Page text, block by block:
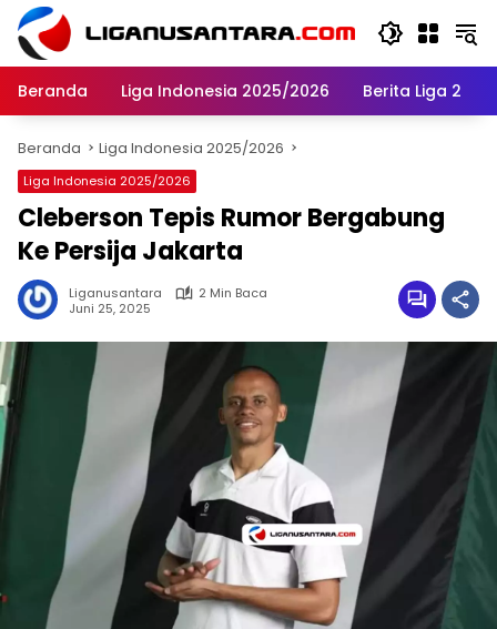
Langsung
konten
Beranda
Liga Indonesia 2025/2026 Berita Liga 2
Beranda Liga Indonesia 2025/2026
Liga Indonesia 2025/2026
Cleberson Tepis Rumor Bergabung
Ke Persija Jakarta
Liganusantara
2 Min Baca
Juni 25, 2025